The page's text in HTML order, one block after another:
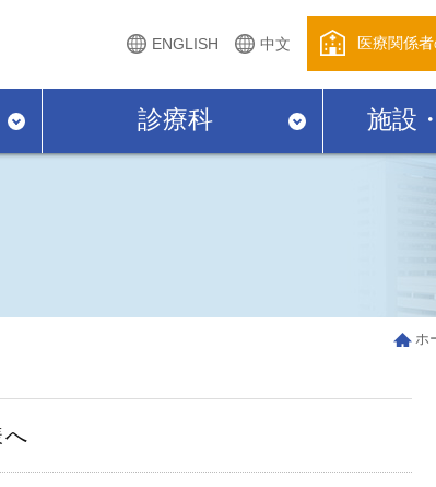
ENGLISH 中文 医療関係者
診療科 施設
ホ